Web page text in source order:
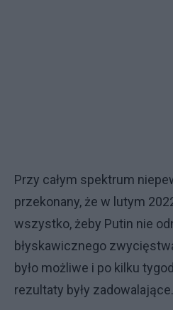
Przy całym spektrum
przekonany, że w lutym
wszystko, żeby Putin nie
błyskawicznego
było możliwe i po kilku
rezultaty były zadowalające.